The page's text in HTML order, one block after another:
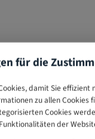
für die
damit Sie
zu allen Cookies
Cookies
der